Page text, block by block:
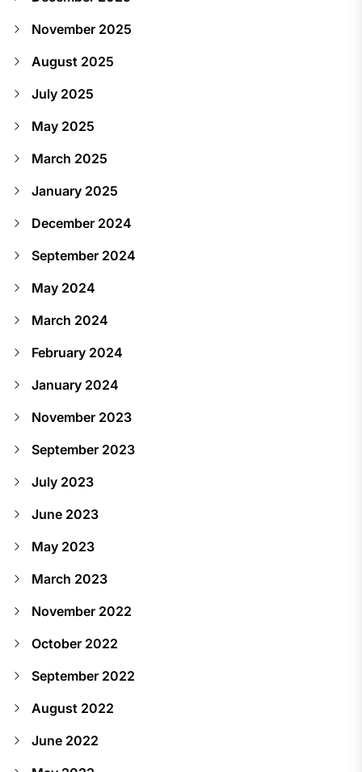
November 2025
August 2025
July 2025
May 2025
March 2025
January 2025
December 2024
September 2024
May 2024
March 2024
February 2024
January 2024
November 2023
September 2023
July 2023
June 2023
May 2023
March 2023
November 2022
October 2022
September 2022
August 2022
June 2022